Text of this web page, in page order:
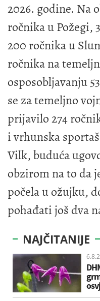
2026. godine. Na
ročnika u Požegi,
200 ročnika u
ročnika na
osposobljavanju
se za temeljno
prijavilo 274
i vrhunska
Vilk, buduća
obzirom na to da
počela u ožujku,
pohađati još dva
NAJČITANIJE